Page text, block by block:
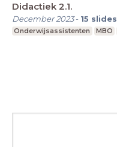
Didactiek 2.1.
December 2023- 15 slides
Onderwijsassistenten MBO